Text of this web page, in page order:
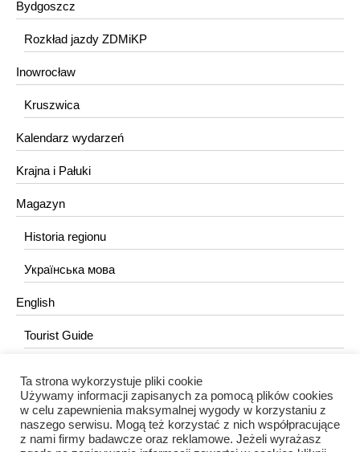
Bydgoszcz
Rozkład jazdy ZDMiKP
Inowrocław
Kruszwica
Kalendarz wydarzeń
Krajna i Pałuki
Magazyn
Historia regionu
Українська мова
English
Tourist Guide
KONTAKT
redakcja@portalkujawski.pl
Ta strona wykorzystuje pliki cookie
Używamy informacji zapisanych za pomocą plików cookies
w celu zapewnienia maksymalnej wygody w korzystaniu z
naszego serwisu. Mogą też korzystać z nich współpracujące
z nami firmy badawcze oraz reklamowe. Jeżeli wyrażasz